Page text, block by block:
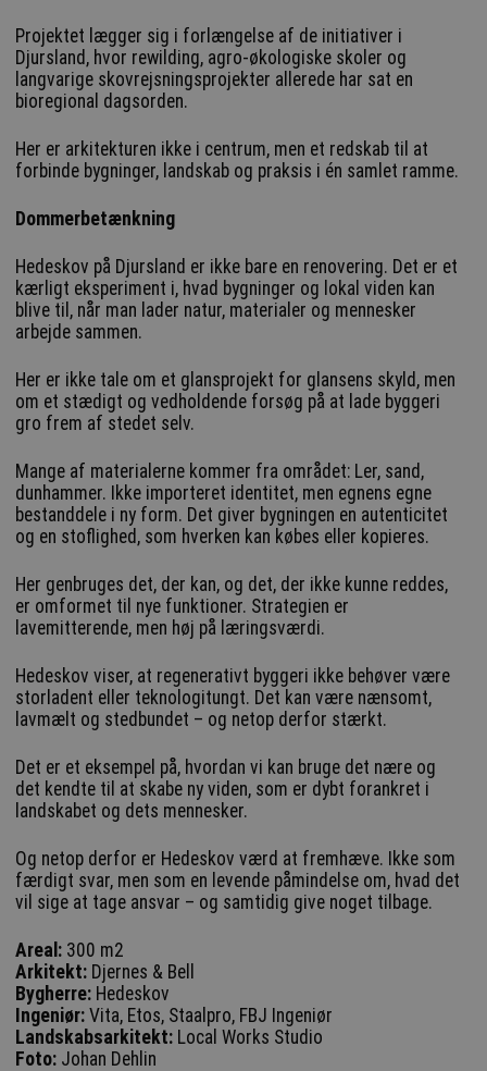
Projektet lægger sig i forlængelse af de initiativer i
Djursland, hvor rewilding, agro-økologiske skoler og
langvarige skovrejsningsprojekter allerede har sat en
bioregional dagsorden.
Her er arkitekturen ikke i centrum, men et redskab til at
forbinde bygninger, landskab og praksis i én samlet ramme.
Dommerbetænkning
Hedeskov på Djursland er ikke bare en renovering. Det er et
kærligt eksperiment i, hvad bygninger og lokal viden kan
blive til, når man lader natur, materialer og mennesker
arbejde sammen.
Her er ikke tale om et glansprojekt for glansens skyld, men
om et stædigt og vedholdende forsøg på at lade byggeri
gro frem af stedet selv.
Mange af materialerne kommer fra området: Ler, sand,
dunhammer. Ikke importeret identitet, men egnens egne
bestanddele i ny form. Det giver bygningen en autenticitet
og en stoflighed, som hverken kan købes eller kopieres.
Her genbruges det, der kan, og det, der ikke kunne reddes,
er omformet til nye funktioner. Strategien er
lavemitterende, men høj på læringsværdi.
Hedeskov viser, at regenerativt byggeri ikke behøver være
storladent eller teknologitungt. Det kan være nænsomt,
lavmælt og stedbundet – og netop derfor stærkt.
Det er et eksempel på, hvordan vi kan bruge det nære og
det kendte til at skabe ny viden, som er dybt forankret i
landskabet og dets mennesker.
Og netop derfor er Hedeskov værd at fremhæve. Ikke som
færdigt svar, men som en levende påmindelse om, hvad det
vil sige at tage ansvar – og samtidig give noget tilbage.
Areal: 300 m2
Arkitekt: Djernes & Bell
Bygherre: Hedeskov
Ingeniør: Vita, Etos, Staalpro, FBJ Ingeniør
Landskabsarkitekt: Local Works Studio
Foto: Johan Dehlin